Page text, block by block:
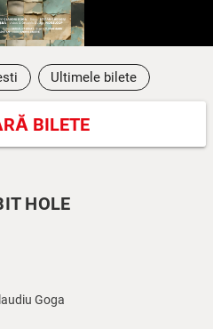
Ultimele bilete
BILETE
HOLE
Goga